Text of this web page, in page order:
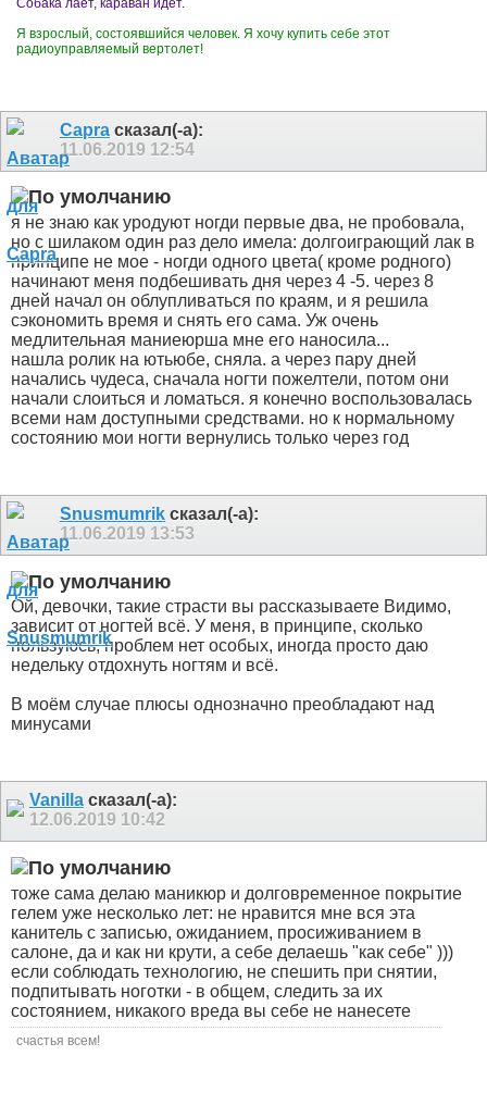
Я взрослый, состоявшийся человек. Я хочу купить себе этот
радиоуправляемый вертолет!
Capra сказал(-а):
11.06.2019 12:54
я не знаю как уродуют ногди первые два, не пробовала,
но с шилаком один раз дело имела: долгоиграющий лак в
принципе не мое - ногди одного цвета( кроме родного)
начинают меня подбешивать дня через 4 -5. через 8
дней начал он облупливаться по краям, и я решила
сэкономить время и снять его сама. Уж очень
медлительная маниеюрша мне его наносила...
нашла ролик на ютьюбе, сняла. а через пару дней
начались чудеса, сначала ногти пожелтели, потом они
начали слоиться и ломаться. я конечно воспользовалась
всеми нам доступными средствами. но к нормальному
состоянию мои ногти вернулись только через год
Snusmumrik сказал(-а):
11.06.2019 13:53
Ой, девочки, такие страсти вы рассказываете Видимо,
зависит от ногтей всё. У меня, в принципе, сколько
пользуюсь, проблем нет особых, иногда просто даю
недельку отдохнуть ногтям и всё.
В моём случае плюсы однозначно преобладают над
минусами
Vanilla сказал(-а):
12.06.2019 10:42
тоже сама делаю маникюр и долговременное покрытие
гелем уже несколько лет: не нравится мне вся эта
канитель с записью, ожиданием, просиживанием в
салоне, да и как ни крути, а себе делаешь "как себе" )))
если соблюдать технологию, не спешить при снятии,
подпитывать ноготки - в общем, следить за их
состоянием, никакого вреда вы себе не нанесете
счастья всем!